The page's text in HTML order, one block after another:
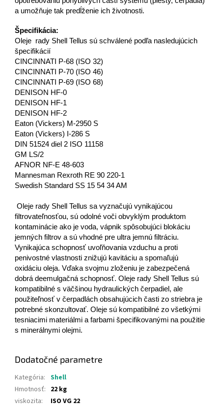
a umožňuje tak predĺženie ich životnosti.
Špecifikácia:
Oleje rady Shell Tellus sú schválené podľa nasledujúcich
špecifikácií
CINCINNATI P-68 (ISO 32)
CINCINNATI P-70 (ISO 46)
CINCINNATI P-69 (ISO 68)
DENISON HF-0
DENISON HF-1
DENISON HF-2
Eaton (Vickers) M-2950 S
Eaton (Vickers) I-286 S
DIN 51524 diel 2 ISO 11158
GM LS/2
AFNOR NF-E 48-603
Mannesman Rexroth RE 90 220-1
Swedish Standard SS 15 54 34 AM
Oleje rady Shell Tellus sa vyznačujú vynikajúcou
filtrovateľnosťou, sú odolné voči obvyklým produktom
kontaminácie ako je voda, vápnik spôsobujúci blokáciu
jemných filtrov a sú vhodné pre ultra jemnú filtráciu.
Vynikajúca schopnosť uvoľňovania vzduchu a proti
penivostné vlastnosti znižujú kavitáciu a spomaľujú
oxidáciu oleja. Vďaka svojmu zloženiu je zabezpečená
dobrá deemulgačná schopnosť. Oleje rady Shell Tellus sú
kompatibilné s väčšinou hydraulických čerpadiel, ale
použiteľnosť v čerpadlách obsahujúcich časti zo striebra je
potrebné skonzultovať. Oleje sú kompatibilné zo všetkými
tesniacimi materiálmi a farbami špecifikovanými na použitie
s minerálnymi olejmi.
Dodatočné parametre
Kategória: Shell
Hmotnosť: 22 kg
viskozita: ISO VG 22